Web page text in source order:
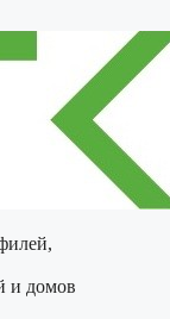
и домов